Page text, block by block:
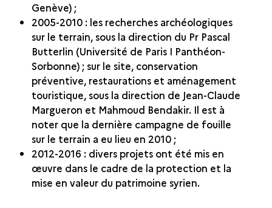
RECHERCHES ACTUELLES
MARI DANS LA CRISE SYRIENNE
Genève) ;
2005-2010 : les recherches archéologiques
sur le terrain, sous la direction du Pr Pascal
Butterlin (Université de Paris I Panthéon-
Sorbonne) ; sur le site, conservation
préventive, restaurations et aménagement
touristique, sous la direction de Jean-Claude
Margueron et Mahmoud Bendakir. Il est à
noter que la dernière campagne de fouille
sur le terrain a eu lieu en 2010 ;
2012-2016 : divers projets ont été mis en
œuvre dans le cadre de la protection et la
mise en valeur du patrimoine syrien.